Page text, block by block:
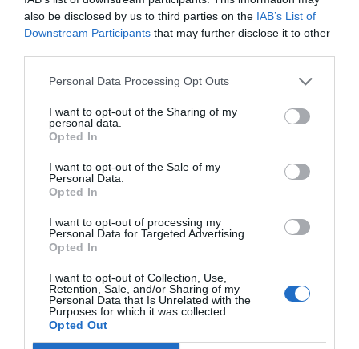
also be disclosed by us to third parties on the IAB’s List of
Downstream Participants that may further disclose it to other
Personal Data Processing Opt Outs
I want to opt-out of the Sharing of my
personal data.
Opted In
I want to opt-out of the Sale of my
Personal Data.
Opted In
I want to opt-out of processing my
Personal Data for Targeted Advertising.
Opted In
I want to opt-out of Collection, Use,
Retention, Sale, and/or Sharing of my
Personal Data that Is Unrelated with the
Purposes for which it was collected.
Opted Out
es la unidad de estrategia e
inteligencia de mercado de 2Playbook, cuya plataforma
de datos monitoriza la asistencia y venta de entradas de
más de 200 ligas y torneos masculinos y femeninos en
entretenimiento, y otras 100 carreras populares de
El módulo incluye información club a club en LaLiga,
ACB, Asobal, Superliga de voleigol y ligas extranjeras
A y Ligue 1, así como los datos de asistencia media y
agregada partidos de selecciones, torneos
internacionales celebrados en España o Copas del Rey y
información, contacta con nosotros a través
intelligence@2playbook.com.
Añadir2Playbookcomo fuente preferida de Google
de forma gratuita
Mantente informado con las últimas noticias de actualidad.